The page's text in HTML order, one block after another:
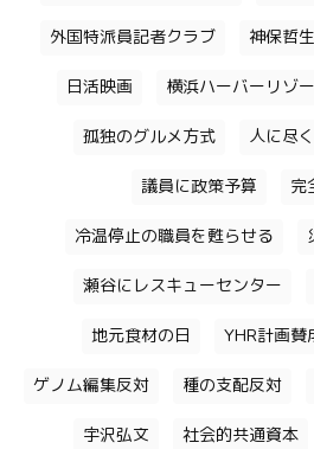
外国特派員記者クラブ 神保哲生
日活映画 横浜ハーバーリゾ
孤独のグルメ方式 人に尽
議員に政策予算 完
冷温停止の職員を甦らせる
瀬谷にレスキューセンター
地元食材の日 YHR計画賛
ゲノム編集反対 種の支配反対
宇沢弘文 社会的共通資本